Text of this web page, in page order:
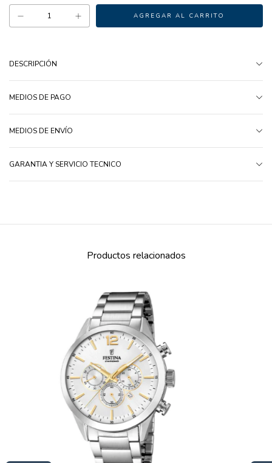
DESCRIPCIÓN
MEDIOS DE PAGO
MEDIOS DE ENVÍO
GARANTIA Y SERVICIO TECNICO
Productos relacionados